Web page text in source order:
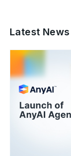
Latest News